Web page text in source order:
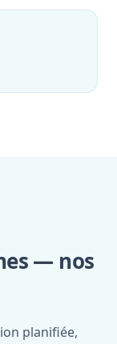
— nos
planifiée,